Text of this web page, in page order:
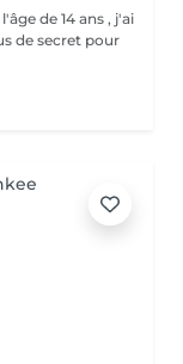
de 14 ans , j'ai
de secret pour